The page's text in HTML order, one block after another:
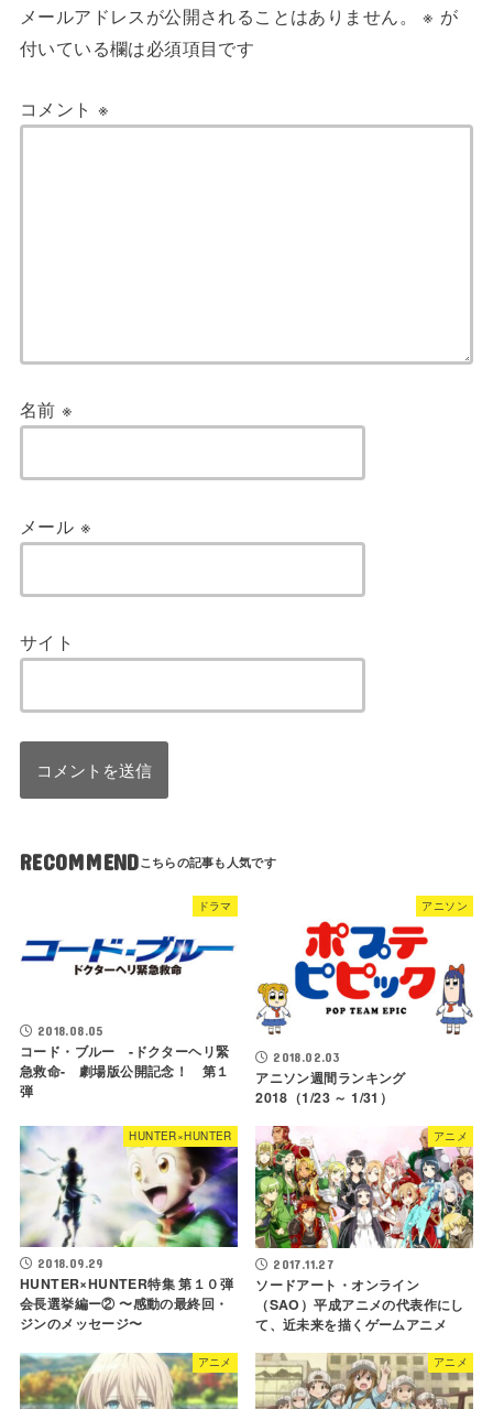
メールアドレスが公開されることはありません。 ※ が
付いている欄は必須項目です
コメント ※
名前※
メール ※
サイト
RECOMMEND
ドラマ
2018.08.05
コード・ブルー -ドクターヘリ緊
急救命- 劇場版公開記念！ 第１
弾
アニソン
2018.02.03
アニソン週間ランキング
2018（1/23 ～ 1/31）
HUNTER×HUNTER
2018.09.29
HUNTER×HUNTER特集 第１０弾
会長選挙編ー② 〜感動の最終回・
ジンのメッセージ〜
アニメ
2017.11.27
ソードアート・オンライン
（SAO）平成アニメの代表作にし
て、近未来を描くゲームアニメ
アニメ アニメ